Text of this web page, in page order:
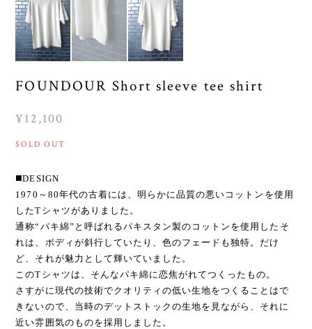
FOUNDOUR Short sleeve tee shirt
¥12,100
SOLD OUT
◼️DESIGN
1970～80年代の古着には、明らかに品質の悪いコットンを使用
したTシャツがありました。
通称“パキ綿”と呼ばれるパキスタン製のコットンを使用したそ
れは、ボディが斜行していたり、色のフェードも独特。だけ
ど、それが魅力として輝いていました。
このTシャツは、そんなパキ綿に恋焦がれてつくったもの。
さすがに現代の技術でクオリティの低い生地をつくることはで
きないので、当時のデットストックの生地を見ながら、それに
近い雰囲気のものを採用しました。